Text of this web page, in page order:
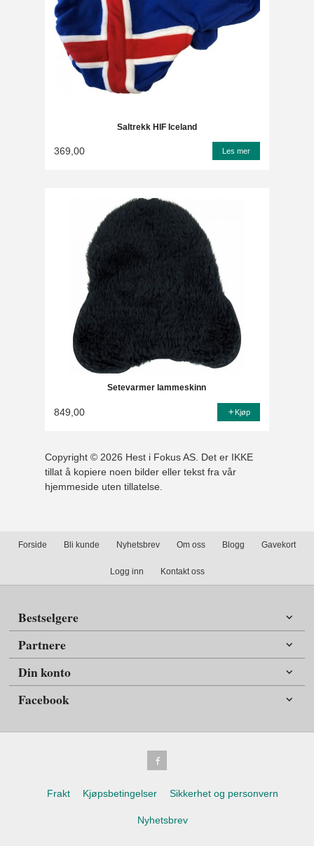
Saltrekk HIF Iceland
369,00 Les mer
Setevarmer lammeskinn
849,00 Kjøp
Copyright © 2026 Hest i Fokus AS. Det er IKKE
tillat å kopiere noen bilder eller tekst fra vår
hjemmeside uten tillatelse.
Forside Bli kunde Nyhetsbrev Om oss Blogg Gavekort
Logg inn Kontakt oss
Bestselgere
Partnere
Din konto
Facebook
Frakt Kjøpsbetingelser Sikkerhet og personvern
Nyhetsbrev